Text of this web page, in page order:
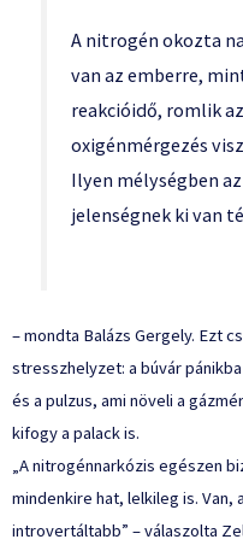
A nitrogén okozta
van az emberre,
reakcióidő, romlik
oxigénmérgezés
Ilyen mélységben
jelenségnek ki van
– mondta Balázs Gergely. Ezt
stresszhelyzet: a búvár
és a pulzus, ami növeli a
kifogy a palack is.
„A nitrogénnarkózis egészen
mindenkire hat, lelkileg is.
introvertáltabb” – válaszolta